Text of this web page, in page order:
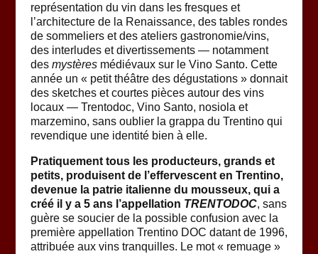
représentation du vin dans les fresques et
l’architecture de la Renaissance, des tables rondes
de sommeliers et des ateliers gastronomie/vins,
des interludes et divertissements — notamment
des mystèresmédiévaux sur le Vino Santo. Cette
année un « petit théâtre des dégustations » donnait
des sketches et courtes pièces autour des vins
locaux — Trentodoc, Vino Santo, nosiola et
marzemino, sans oublier la grappa du Trentino qui
revendique une identité bien à elle.
Pratiquement tous les producteurs, grands et
petits, produisent de l’effervescent en Trentino,
devenue la patrie italienne du mousseux, qui a
créé il y a 5 ans l’appellation TRENTODOC, sans
guère se soucier de la possible confusion avec la
première appellation Trentino DOC datant de 1996,
attribuée aux vins tranquilles. Le mot « remuage »